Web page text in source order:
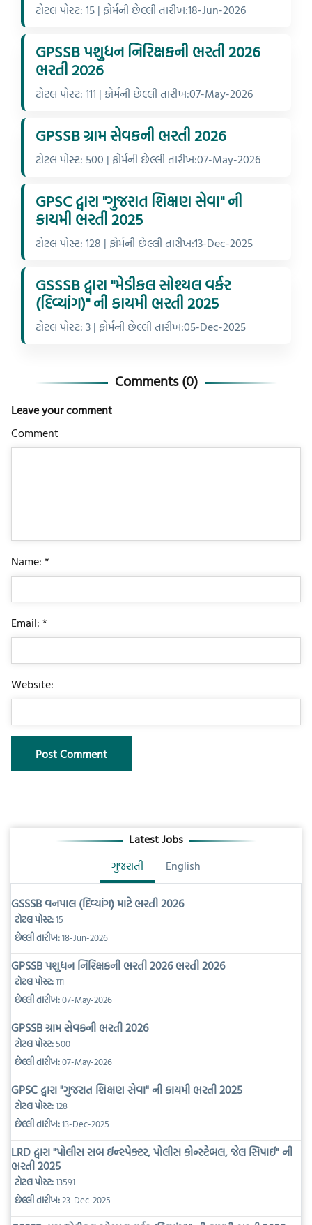
ટોટલ પોસ્ટ: 15 | ફોર્મની છેલ્લી તારીખ:18-Jun-2026
GPSSB પશુધન નિરિક્ષકની ભરતી 2026
ભરતી 2026
ટોટલ પોસ્ટ: 111 | ફોર્મની છેલ્લી તારીખ:07-May-2026
GPSSB ગ્રામ સેવકની ભરતી 2026
ટોટલ પોસ્ટ: 500 | ફોર્મની છેલ્લી તારીખ:07-May-2026
GPSC દ્વારા "ગુજરાત શિક્ષણ સેવા" ની
કાયમી ભરતી 2025
ટોટલ પોસ્ટ: 128 | ફોર્મની છેલ્લી તારીખ:13-Dec-2025
GSSSB દ્વારા "મેડીકલ સોશ્યલ વર્કર
(દિવ્યાંગ)" ની કાયમી ભરતી 2025
ટોટલ પોસ્ટ: 3 | ફોર્મની છેલ્લી તારીખ:05-Dec-2025
Comments (0)
Leave your comment
Comment
Name: *
Email: *
Website:
Latest Jobs
ગુજરાતી
English
GSSSB વનપાલ (દિવ્યાંગ) માટે ભરતી 2026
ટોટલ પોસ્ટ:15
છેલ્લી તારીખ:18-Jun-2026
GPSSB પશુધન નિરિક્ષકની ભરતી 2026 ભરતી 2026
ટોટલ પોસ્ટ:111
છેલ્લી તારીખ:07-May-2026
GPSSB ગ્રામ સેવકની ભરતી 2026
ટોટલ પોસ્ટ:500
છેલ્લી તારીખ:07-May-2026
GPSC દ્વારા "ગુજરાત શિક્ષણ સેવા" ની કાયમી ભરતી 2025
ટોટલ પોસ્ટ:128
છેલ્લી તારીખ:13-Dec-2025
LRD દ્વારા "પોલીસ સબ ઈન્સ્પેક્ટર, પોલીસ કોન્સ્ટેબલ, જેલ સિપાઈ" ની
ભરતી 2025
ટોટલ પોસ્ટ:13591
છેલ્લી તારીખ:23-Dec-2025